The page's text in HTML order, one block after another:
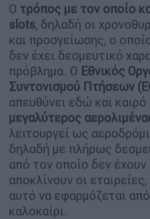
Ο τρόπος με τον οποίο
slots, δηλαδή οι
και προσγείωσης, ο
δεν έχει δεσμευτικό
πρόβλημα. Ο Εθνικός
Συντονισμού Πτήσεων
απευθύνει εδώ και
μεγαλύτερος
λειτουργεί ως
δηλαδή με πλήρως
από τον οποίο δεν έχουν
αποκλίνουν οι
αυτό να εφαρμόζεται
καλοκαίρι.